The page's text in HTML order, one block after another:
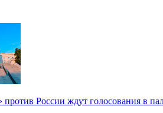
России ждут голосования в